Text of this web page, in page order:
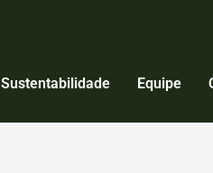
Sustentabilidade Equipe